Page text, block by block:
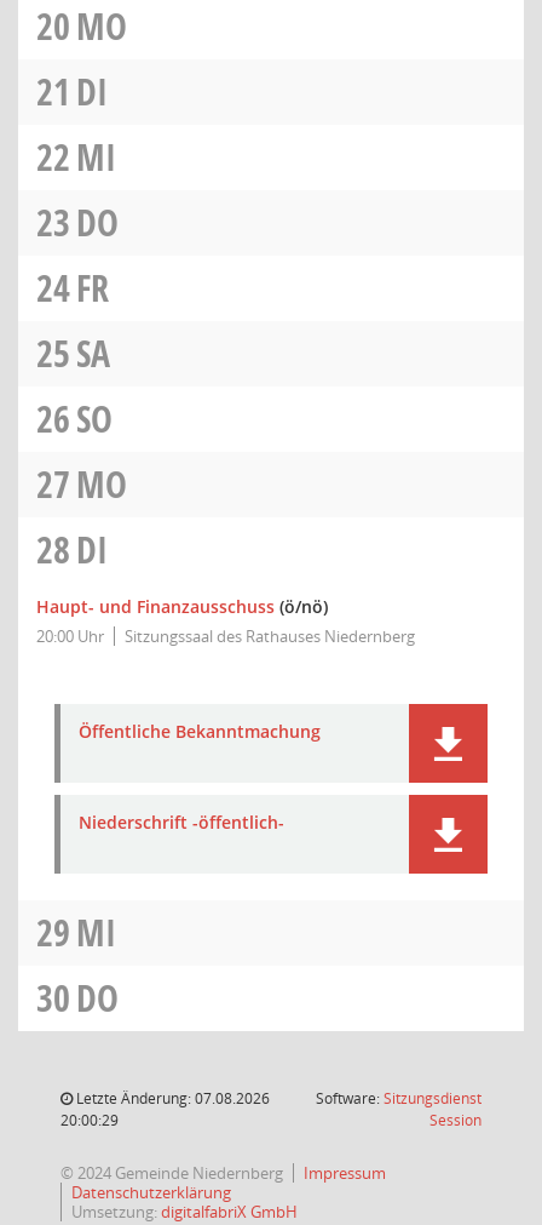
20MO
21 DI
22MI
23DO
24FR
25SA
26SO
27MO
28DI
Haupt- und Finanzausschuss (ö/nö)
20:00 Uhr Sitzungssaal des Rathauses Niedernberg
Öffentliche Bekanntmachung
Niederschrift -öffentlich-
29MI
30DO
Letzte Änderung: 07.08.2026
20:00:29
Software:Sitzungsdienst
Session(Wird in
© 2024 Gemeinde Niedernberg
Impressum
Datenschutzerklärung
Umsetzung:digitalfabriX GmbH